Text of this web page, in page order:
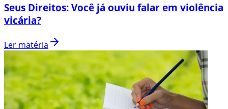
Seus Direitos: Você já ouviu falar em violência
vicária?
Ler matéria